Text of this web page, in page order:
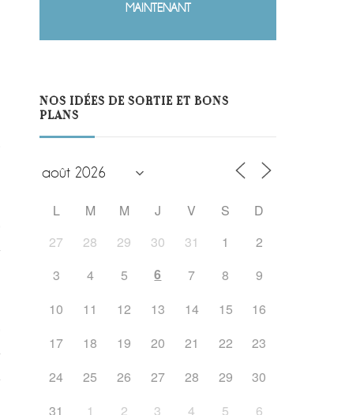
MAINTENANT
NOS IDÉES DE SORTIE ET BONS
PLANS
L M M J V S
D
27
28 29 30 31 1
2
3
4 5 6 7 8
9
10
11 12 13 14 15
16
17
18 19 20 21 22
23
24
25 26 27 28 29
30
31
1 2 3 4 5 6